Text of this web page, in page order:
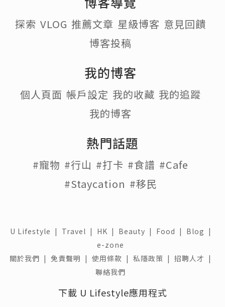
探索 VLOG 推薦文章 星級博客 意見回饋
博客投稿
我的博客
個人頁面 帳戶設定 我的收藏 我的追蹤
我的博客
熱門話題
#寵物 #行山 #打卡 #食譜 #Cafe
#Staycation #移民
U Lifestyle | Travel | HK | Beauty | Food | Blog |
e-zone
關於我們 | 免責聲明 | 使用條款 | 私隱政策 | 招聘人才 |
聯絡我們
下載 U Lifestyle應用程式